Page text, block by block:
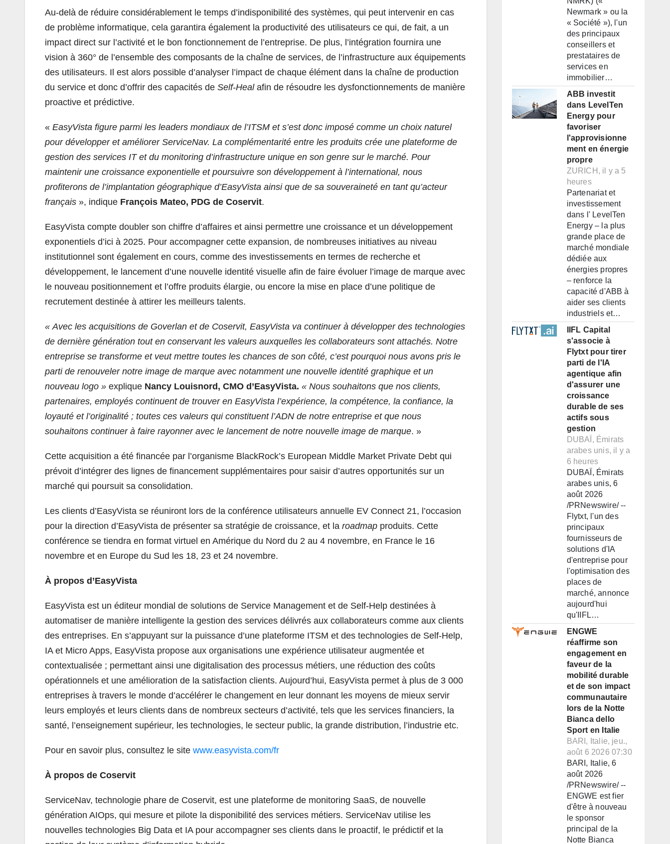
Au-delà de réduire considérablement le temps d’indisponibilité des systèmes, qui peut intervenir en cas
de problème informatique, cela garantira également la productivité des utilisateurs ce qui, de fait, a un
impact direct sur l’activité et le bon fonctionnement de l’entreprise. De plus, l’intégration fournira une
vision à 360° de l’ensemble des composants de la chaîne de services, de l’infrastructure aux équipements
des utilisateurs. Il est alors possible d’analyser l’impact de chaque élément dans la chaîne de production
du service et donc d’offrir des capacités de Self-Healafin de résoudre les dysfonctionnements de manière
proactive et prédictive.
« EasyVista figure parmi les leaders mondiaux de l’ITSM et s’est donc imposé comme un choix naturel
pour développer et améliorer ServiceNav. La complémentarité entre les produits crée une plateforme de
gestion des services IT et du monitoring d’infrastructure unique en son genre sur le marché. Pour
maintenir une croissance exponentielle et poursuivre son développement à l’international, nous
profiterons de l’implantation géographique d’EasyVista ainsi que de sa souveraineté en tant qu’acteur
français », indique François Mateo, PDG de Coservit.
EasyVista compte doubler son chiffre d’affaires et ainsi permettre une croissance et un développement
exponentiels d’ici à 2025. Pour accompagner cette expansion, de nombreuses initiatives au niveau
institutionnel sont également en cours, comme des investissements en termes de recherche et
développement, le lancement d’une nouvelle identité visuelle afin de faire évoluer l’image de marque avec
le nouveau positionnement et l’offre produits élargie, ou encore la mise en place d’une politique de
recrutement destinée à attirer les meilleurs talents.
« Avec les acquisitions de Goverlan et de Coservit, EasyVista va continuer à développer des technologies
de dernière génération tout en conservant les valeurs auxquelles les collaborateurs sont attachés. Notre
entreprise se transforme et veut mettre toutes les chances de son côté, c’est pourquoi nous avons pris le
parti de renouveler notre image de marque avec notamment une nouvelle identité graphique et un
nouveau logo » explique Nancy Louisnord, CMO d’EasyVista. « Nous souhaitons que nos clients,
partenaires, employés continuent de trouver en EasyVista l’expérience, la compétence, la confiance, la
loyauté et l’originalité ; toutes ces valeurs qui constituent l’ADN de notre entreprise et que nous
souhaitons continuer à faire rayonner avec le lancement de notre nouvelle image de marque. »
Cette acquisition a été financée par l’organisme BlackRock’s European Middle Market Private Debt qui
prévoit d’intégrer des lignes de financement supplémentaires pour saisir d’autres opportunités sur un
marché qui poursuit sa consolidation.
Les clients d’EasyVista se réuniront lors de la conférence utilisateurs annuelle EV Connect 21, l’occasion
pour la direction d’EasyVista de présenter sa stratégie de croissance, et la roadmap produits. Cette
conférence se tiendra en format virtuel en Amérique du Nord du 2 au 4 novembre, en France le 16
novembre et en Europe du Sud les 18, 23 et 24 novembre.
À propos d’EasyVista
EasyVista est un éditeur mondial de solutions de Service Management et de Self-Help destinées à
automatiser de manière intelligente la gestion des services délivrés aux collaborateurs comme aux clients
des entreprises. En s’appuyant sur la puissance d’une plateforme ITSM et des technologies de Self-Help,
IA et Micro Apps, EasyVista propose aux organisations une expérience utilisateur augmentée et
contextualisée ; permettant ainsi une digitalisation des processus métiers, une réduction des coûts
opérationnels et une amélioration de la satisfaction clients. Aujourd’hui, EasyVista permet à plus de 3 000
entreprises à travers le monde d’accélérer le changement en leur donnant les moyens de mieux servir
leurs employés et leurs clients dans de nombreux secteurs d’activité, tels que les services financiers, la
santé, l’enseignement supérieur, les technologies, le secteur public, la grande distribution, l’industrie etc.
Pour en savoir plus, consultez le site www.easyvista.com/fr
À propos de Coservit
ServiceNav, technologie phare de Coservit, est une plateforme de monitoring SaaS, de nouvelle
génération AIOps, qui mesure et pilote la disponibilité des services métiers. ServiceNav utilise les
nouvelles technologies Big Data et IA pour accompagner ses clients dans le proactif, le prédictif et la
Newmark » ou la
« Société »), l'un
des principaux
conseillers et
prestataires de
services en
immobilier…
ABB investit
dans LevelTen
Energy pour
favoriser
l'approvisionne
ment en énergie
propre
ZURICH, il y a 5
heures
Partenariat et
investissement
dans l' LevelTen
Energy – la plus
grande place de
marché mondiale
dédiée aux
énergies propres
– renforce la
capacité d'ABB à
aider ses clients
industriels et…
IIFL Capital
s'associe à
Flytxt pour tirer
parti de l'IA
agentique afin
d'assurer une
croissance
durable de ses
actifs sous
gestion
DUBAÏ, Émirats
arabes unis, il y a
6 heures
DUBAÏ, Émirats
arabes unis, 6
août 2026
/PRNewswire/ --
Flytxt, l'un des
principaux
fournisseurs de
solutions d'IA
d'entreprise pour
l'optimisation des
places de
marché, annonce
aujourd'hui
qu'IIFL…
ENGWE
réaffirme son
engagement en
faveur de la
mobilité durable
et de son impact
communautaire
lors de la Notte
Bianca dello
Sport en Italie
BARI, Italie, jeu.,
août 6 2026 07:30
BARI, Italie, 6
août 2026
/PRNewswire/ --
ENGWE est fier
d'être à nouveau
le sponsor
principal de la
Notte Bianca